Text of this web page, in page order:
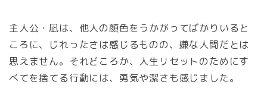
主人公・凪は、他人の顔色をうかがってばかりいると
ころに、じれったさは感じるものの、嫌な人間だとは
思えません。それどころか、人生リセットのためにす
べてを捨てる行動には、勇気や潔さも感じました。